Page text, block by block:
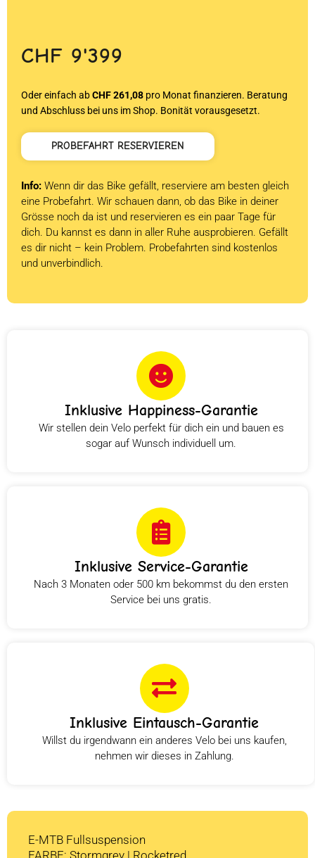
CHF 9'399
Oder einfach abCHF 261,08 pro Monat finanzieren. Beratung
und Abschluss bei uns im Shop. Bonität vorausgesetzt.
PROBEFAHRT RESERVIEREN
Info: Wenn dir das Bike gefällt, reserviere am besten gleich
eine Probefahrt. Wir schauen dann, ob das Bike in deiner
Grösse noch da ist und reservieren es ein paar Tage für
dich. Du kannst es dann in aller Ruhe ausprobieren. Gefällt
es dir nicht – kein Problem. Probefahrten sind kostenlos
und unverbindlich.
Inklusive Happiness-Garantie
Wir stellen dein Velo perfekt für dich ein und bauen es
sogar auf Wunsch individuell um.
Inklusive Service-Garantie
Nach 3 Monaten oder 500 km bekommst du den ersten
Service bei uns gratis.
Inklusive Eintausch-Garantie
Willst du irgendwann ein anderes Velo bei uns kaufen,
nehmen wir dieses in Zahlung.
E-MTB Fullsuspension
FARBE: Stormgrey | Rocketred